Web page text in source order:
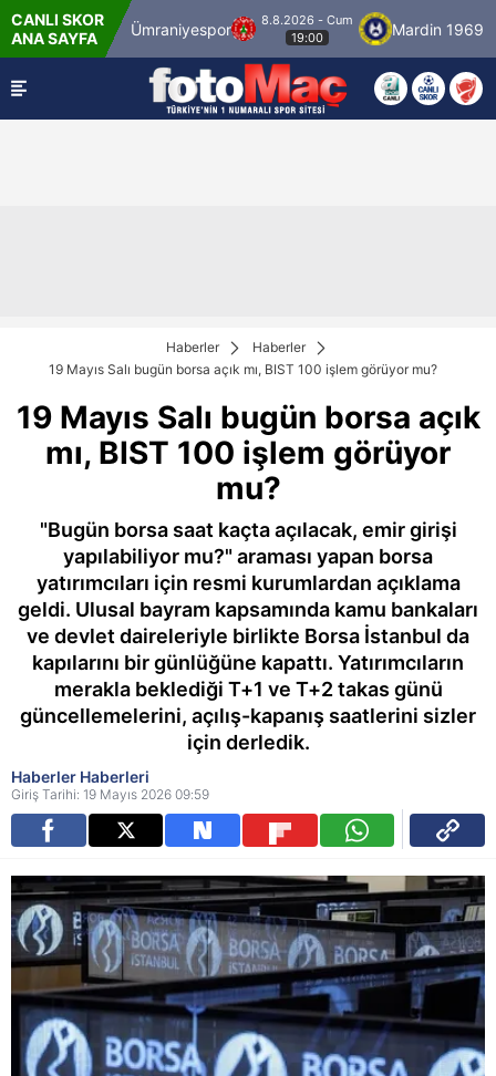
CANLI SKOR
ANA SAYFAÜmraniyespor
8.8.2026 - Cum
Mardin 1969 Spor
Haberler
Haberler
19 Mayıs Salı bugün borsa açık mı, BIST 100 işlem görüyor mu?
19 Mayıs Salı bugün borsa açık
mı, BIST 100 işlem görüyor
mu?
"Bugün borsa saat kaçta açılacak, emir girişi
yapılabiliyor mu?" araması yapan borsa
yatırımcıları için resmi kurumlardan açıklama
geldi. Ulusal bayram kapsamında kamu bankaları
ve devlet daireleriyle birlikte Borsa İstanbul da
kapılarını bir günlüğüne kapattı. Yatırımcıların
merakla beklediği T+1 ve T+2 takas günü
güncellemelerini, açılış-kapanış saatlerini sizler
için derledik.
Haberler Haberleri
Giriş Tarihi: 19 Mayıs 2026 09:59